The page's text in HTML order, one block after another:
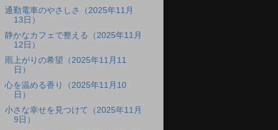
通勤電車のやさしさ（2025年11月
13日）
静かなカフェで整える（2025年11月
12日）
雨上がりの希望（2025年11月11
日）
心を温める香り（2025年11月10
日）
小さな幸せを見つけて（2025年11月
9日）